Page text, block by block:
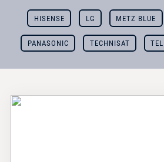
HISENSE LG METZ BLUE
PANASONIC TECHNISAT